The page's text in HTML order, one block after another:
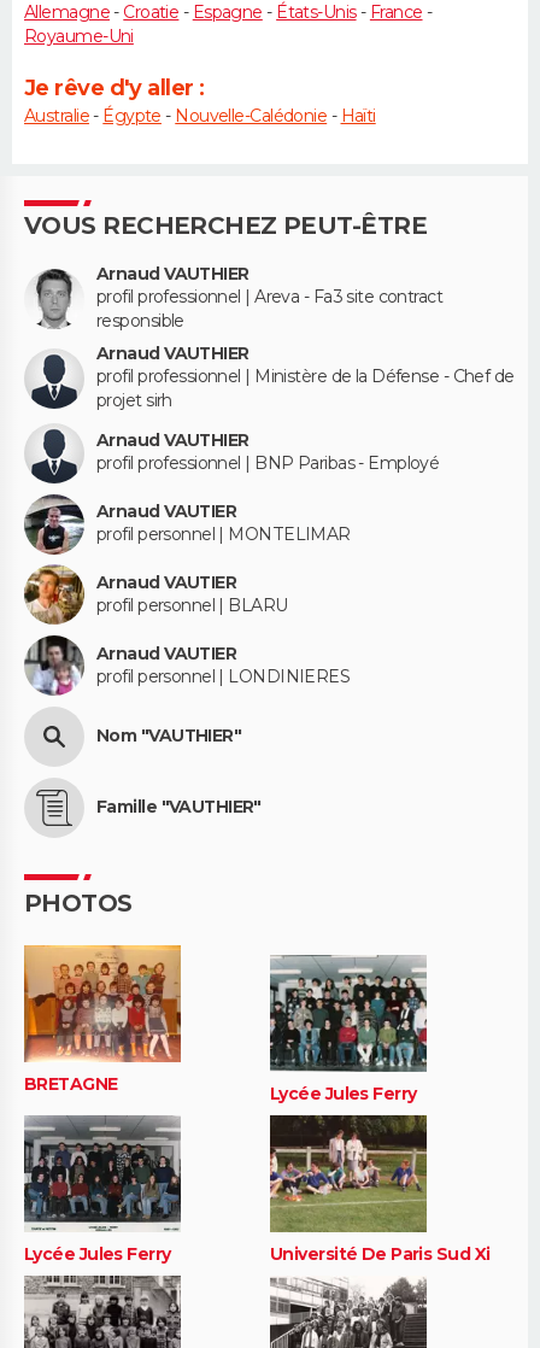
Allemagne- Croatie - Espagne - États-Unis- France -
Royaume-Uni
Je rêve d'y aller :
Australie- Égypte - Nouvelle-Calédonie - Haïti
VOUS RECHERCHEZ PEUT-ÊTRE
Arnaud VAUTHIER
profil professionnel | Areva - Fa3 site contract
responsible
Arnaud VAUTHIER
profil professionnel | Ministère de la Défense - Chef de
projet sirh
Arnaud VAUTHIER
profil professionnel | BNP Paribas - Employé
Arnaud VAUTIER
profil personnel | MONTELIMAR
Arnaud VAUTIER
profil personnel | BLARU
Arnaud VAUTIER
profil personnel | LONDINIERES
Nom "VAUTHIER"
Famille "VAUTHIER"
PHOTOS
BRETAGNE Lycée Jules Ferry
Lycée Jules Ferry Université De Paris Sud Xi